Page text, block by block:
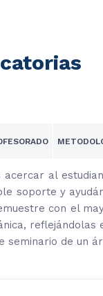
acercar al
soporte y
con el
seminario de un